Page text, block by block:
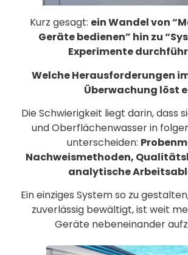
Kurz gesagt: ein Wandel von
Geräte bedienen” hin zu
Experimente
Welche Herausforderungen
Überwachung löst
Die Schwierigkeit liegt darin, dass
und Oberflächenwasser in
unterscheiden:
Nachweismethoden,
analytische
Ein einziges System so zu
zuverlässig bewältigt, ist weit
Geräte nebeneinander